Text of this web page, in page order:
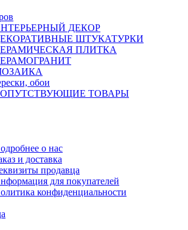
ДЕКОР
ШТУКАТУРКИ
ПЛИТКА
обои
ТОВАРЫ
о нас
и доставка
продавца
для покупателей
конфиденциальности